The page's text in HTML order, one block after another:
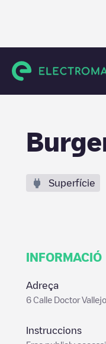
Charging stations
Superfície
INFORMACIÓ
Adreça
6 Calle Doctor
Instruccions